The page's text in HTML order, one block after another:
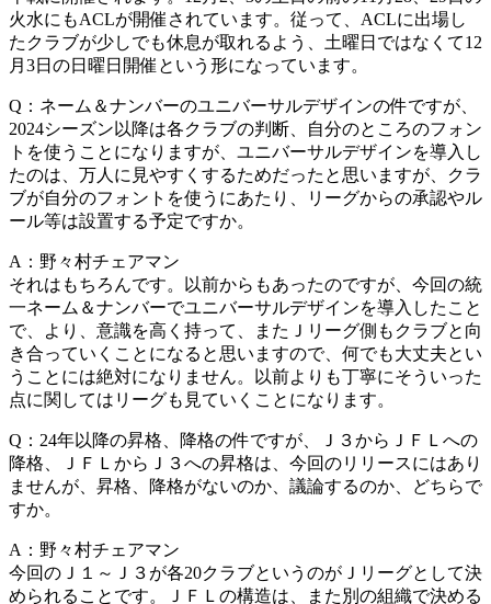
火水にもACLが開催されています。従って、ACLに出場し
たクラブが少しでも休息が取れるよう、土曜日ではなくて12
月3日の日曜日開催という形になっています。
Q：ネーム＆ナンバーのユニバーサルデザインの件ですが、
2024シーズン以降は各クラブの判断、自分のところのフォン
トを使うことになりますが、ユニバーサルデザインを導入し
たのは、万人に見やすくするためだったと思いますが、クラ
ブが自分のフォントを使うにあたり、リーグからの承認やル
ール等は設置する予定ですか。
A：野々村チェアマン
それはもちろんです。以前からもあったのですが、今回の統
一ネーム＆ナンバーでユニバーサルデザインを導入したこと
で、より、意識を高く持って、またＪリーグ側もクラブと向
き合っていくことになると思いますので、何でも大丈夫とい
うことには絶対になりません。以前よりも丁寧にそういった
点に関してはリーグも見ていくことになります。
Q：24年以降の昇格、降格の件ですが、Ｊ３からＪＦＬへの
降格、ＪＦＬからＪ３への昇格は、今回のリリースにはあり
ませんが、昇格、降格がないのか、議論するのか、どちらで
すか。
A：野々村チェアマン
今回のＪ１～Ｊ３が各20クラブというのがＪリーグとして決
められることです。ＪＦＬの構造は、また別の組織で決める